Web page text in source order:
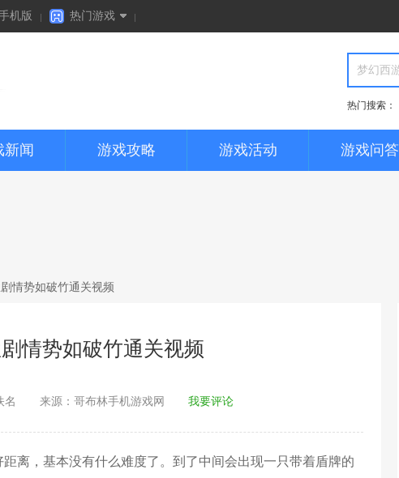
机版 热门游戏
全民突击
部落冲突
热门搜索：
新闻 游戏攻略 游戏活动 游戏问答
情势如破竹通关视频
情势如破竹通关视频
名 来源： 哥布林手机游戏网 我要评论
，基本没有什么难度了。到了中间会出现一只带着盾牌的